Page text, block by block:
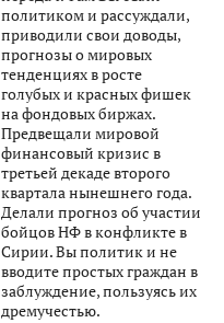
политиком и рассуждали,
приводили свои доводы,
прогнозы о мировых
тенденциях в росте
голубых и красных фишек
на фондовых биржах.
Предвещали мировой
финансовый кризис в
третьей декаде второго
квартала нынешнего года.
Делали прогноз об участии
бойцов НФ в конфликте в
Сирии. Вы политик и не
вводите простых граждан в
заблуждение, пользуясь их
дремучестью.